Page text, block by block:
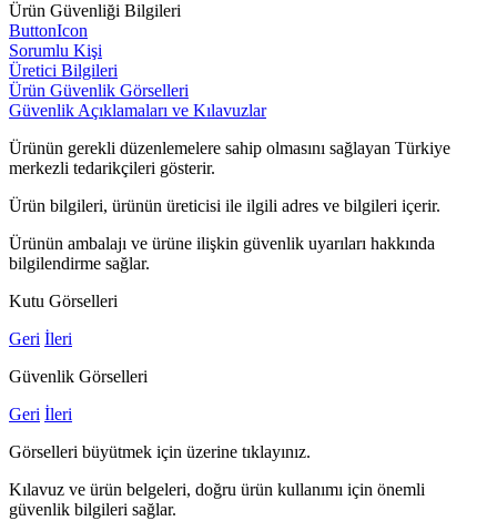
Ürün Güvenliği Bilgileri
ButtonIcon
Sorumlu Kişi
Üretici Bilgileri
Ürün Güvenlik Görselleri
Güvenlik Açıklamaları ve Kılavuzlar
Ürünün gerekli düzenlemelere sahip olmasını sağlayan Türkiye
merkezli tedarikçileri gösterir.
Ürün bilgileri, ürünün üreticisi ile ilgili adres ve bilgileri içerir.
Ürünün ambalajı ve ürüne ilişkin güvenlik uyarıları hakkında
bilgilendirme sağlar.
Kutu Görselleri
Geri İleri
Güvenlik Görselleri
Geri İleri
Görselleri büyütmek için üzerine tıklayınız.
Kılavuz ve ürün belgeleri, doğru ürün kullanımı için önemli
güvenlik bilgileri sağlar.